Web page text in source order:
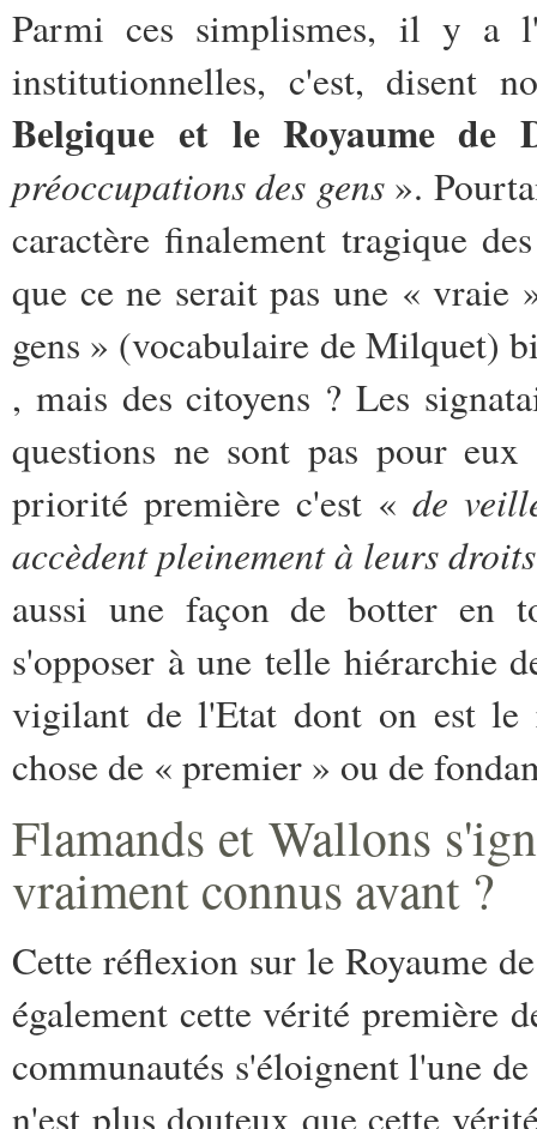
Parmi ces simplismes, il y a
institutionnelles, c'est, disent
Belgique et le Royaume de
préoccupations des gens ».
caractère finalement tragique
que ce ne serait pas une «
gens » (vocabulaire de Milquet)
, mais des citoyens ? Les
questions ne sont pas pour
priorité première c'est « de
accèdent pleinement à leurs
aussi une façon de botter en
s'opposer à une telle hiérarchie
vigilant de l'Etat dont on est le
chose de « premier » ou de
Flamands et Wallons
vraiment connus avant ?
Cette réflexion sur le Royaume
également cette vérité première
communautés s'éloignent l'une
n'est plus douteux que cette